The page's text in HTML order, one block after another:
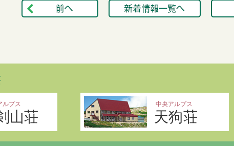
ルプス
山荘
中央アルプス
天狗荘